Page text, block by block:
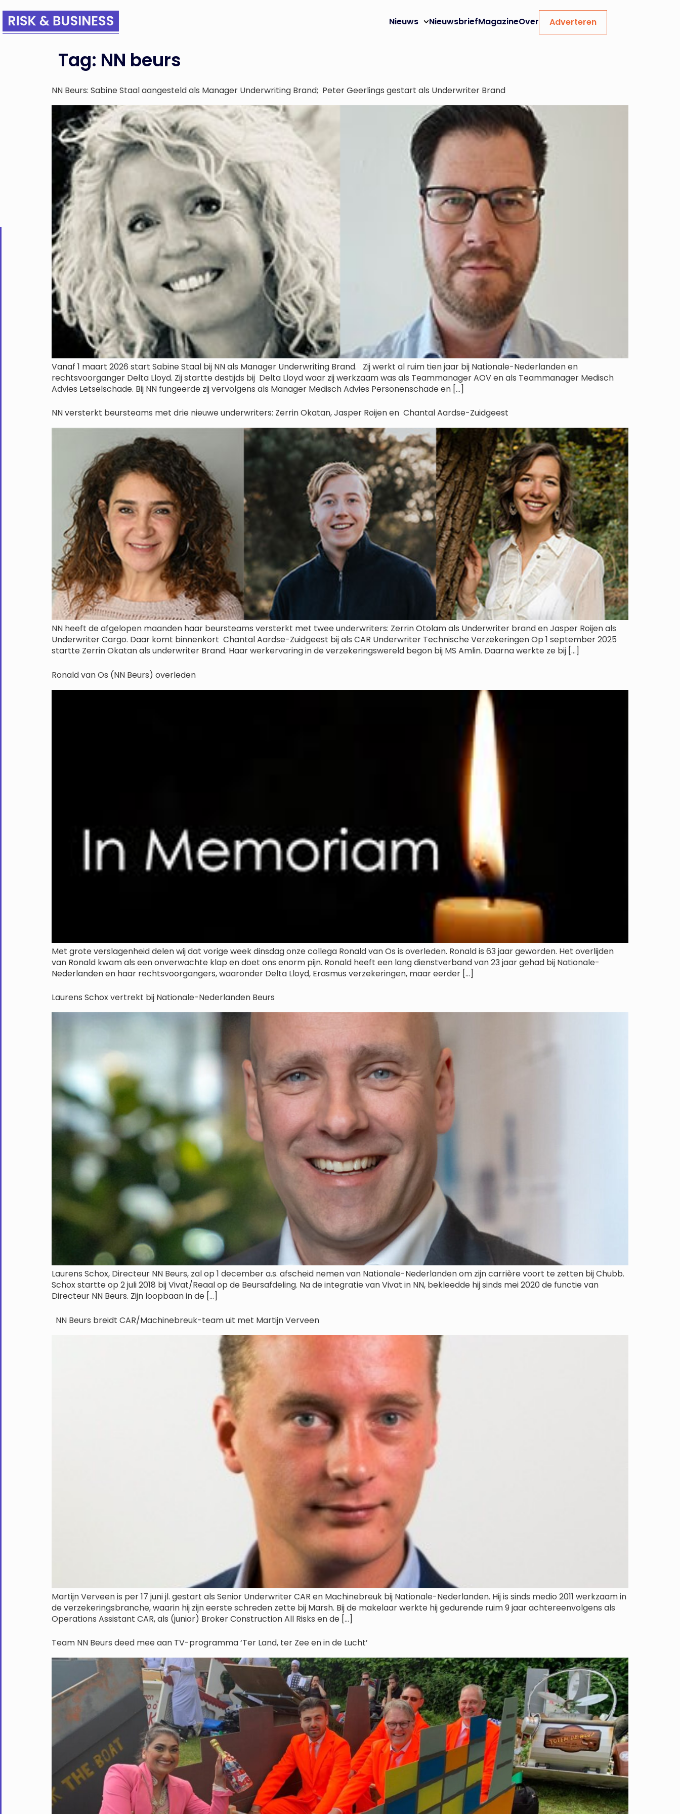
Nieuws NieuwsbriefMagazineOver Adverteren
Tag: NN beurs
NN Beurs: Sabine Staal aangesteld als Manager Underwriting Brand; Peter Geerlings gestart als Underwriter Brand
Vanaf 1 maart 2026 start Sabine Staal bij NN als Manager Underwriting Brand. Zij werkt al ruim tien jaar bij Nationale-Nederlanden en
rechtsvoorganger Delta Lloyd. Zij startte destijds bij Delta Lloyd waar zij werkzaam was als Teammanager AOV en als Teammanager Medisch
Advies Letselschade. Bij NN fungeerde zij vervolgens als Manager Medisch Advies Personenschade en […]
NN versterkt beursteams met drie nieuwe underwriters: Zerrin Okatan, Jasper Roijen en Chantal Aardse-Zuidgeest
NN heeft de afgelopen maanden haar beursteams versterkt met twee underwriters: Zerrin Otolam als Underwriter brand en Jasper Roijen als
Underwriter Cargo. Daar komt binnenkort Chantal Aardse-Zuidgeest bij als CAR Underwriter Technische Verzekeringen Op 1 september 2025
startte Zerrin Okatan als underwriter Brand. Haar werkervaring in de verzekeringswereld begon bij MS Amlin. Daarna werkte ze bij […]
Ronald van Os (NN Beurs) overleden
Met grote verslagenheid delen wij dat vorige week dinsdag onze collega Ronald van Os is overleden. Ronald is 63 jaar geworden. Het overlijden
van Ronald kwam als een onverwachte klap en doet ons enorm pijn. Ronald heeft een lang dienstverband van 23 jaar gehad bij Nationale-
Nederlanden en haar rechtsvoorgangers, waaronder Delta Lloyd, Erasmus verzekeringen, maar eerder […]
Laurens Schox vertrekt bij Nationale-Nederlanden Beurs
Laurens Schox, Directeur NN Beurs, zal op 1 december a.s. afscheid nemen van Nationale-Nederlanden om zijn carrière voort te zetten bij Chubb.
Schox startte op 2 juli 2018 bij Vivat/Reaal op de Beursafdeling. Na de integratie van Vivat in NN, bekleedde hij sinds mei 2020 de functie van
Directeur NN Beurs. Zijn loopbaan in de […]
NN Beurs breidt CAR/Machinebreuk-team uit met Martijn Verveen
Martijn Verveen is per 17 juni jl. gestart als Senior Underwriter CAR en Machinebreuk bij Nationale-Nederlanden. Hij is sinds medio 2011 werkzaam in
de verzekeringsbranche, waarin hij zijn eerste schreden zette bij Marsh. Bij de makelaar werkte hij gedurende ruim 9 jaar achtereenvolgens als
Operations Assistant CAR, als (junior) Broker Construction All Risks en de […]
Team NN Beurs deed mee aan TV-programma ‘Ter Land, ter Zee en in de Lucht’